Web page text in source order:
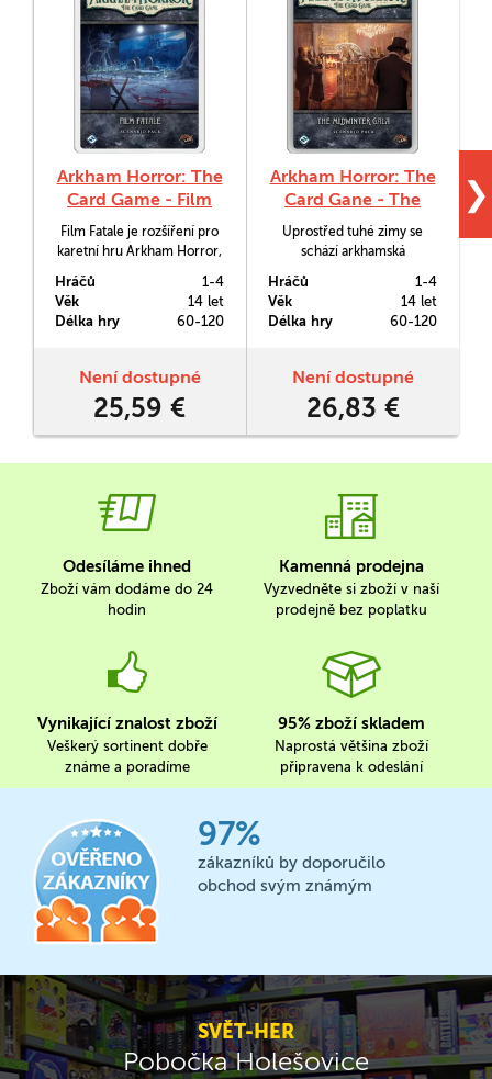
Arkham Horror: The
Card Game - Film
Fatale
Film Fatale je rozšíření pro
karetní hru Arkham Horror,
vyšetřovatelé vydají do
hollywoodského studia C,
kde probíhají tři
během kterých se odehrává
mnoho bizarních a
nebezpečných jevů.
Hráčů
1-4
Věk
14 let
Délka hry
60-120
Není dostupné
25,59 €
Arkham Horror: The
Card Gane - The
Midwinter Gala
Uprostřed tuhé zimy se
schází arkhamská
pokrytém Kingsportu. The
Midwinter Gala je rozšíření
ke karetní hře Arkham
Hráčů
1-4
Věk
14 let
Délka hry
60-120
Není dostupné
26,83 €
❯
Odesíláme ihned
Zboží vám dodáme do 24
hodin
Kamenná prodejna
Vyzvedněte si zboží v naší
prodejně bez poplatku
Vynikající znalost zboží
Veškerý sortinent dobře
známe a poradíme
95% zboží skladem
Naprostá většina zboží
připravena k odeslání
97%
zákazníků by doporučilo
obchod svým známým
SVĚT-HER
Pobočka Holešovice